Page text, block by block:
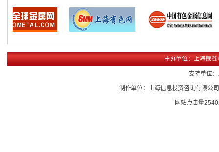
主办单位：上海镍
支持单位
制作单位：上海信息投资咨询有限公
网站点击量